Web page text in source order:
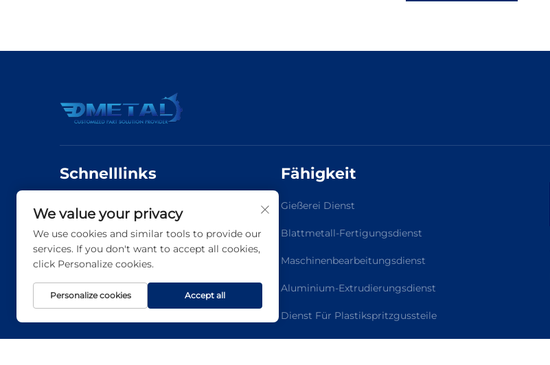
Schnelllinks
Startseite
Fähigkeit Nachrichten
Kontaktieren Sie Uns
Fähigkeit
Gießerei Dienst
Blattmetall-Fertigungsdienst
Maschinenbearbeitungsdienst
Aluminium-Extrudierungsdienst
Dienst Für Plastikspritzgussteile
We value your privacy
We use cookies and similar tools to provide our
services. If you don't want to accept all cookies,
click Personalize cookies.
Personalize cookies Accept all